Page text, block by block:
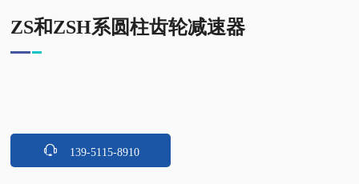
ZS和ZSH系圆柱齿轮减速器
139-5115-8910